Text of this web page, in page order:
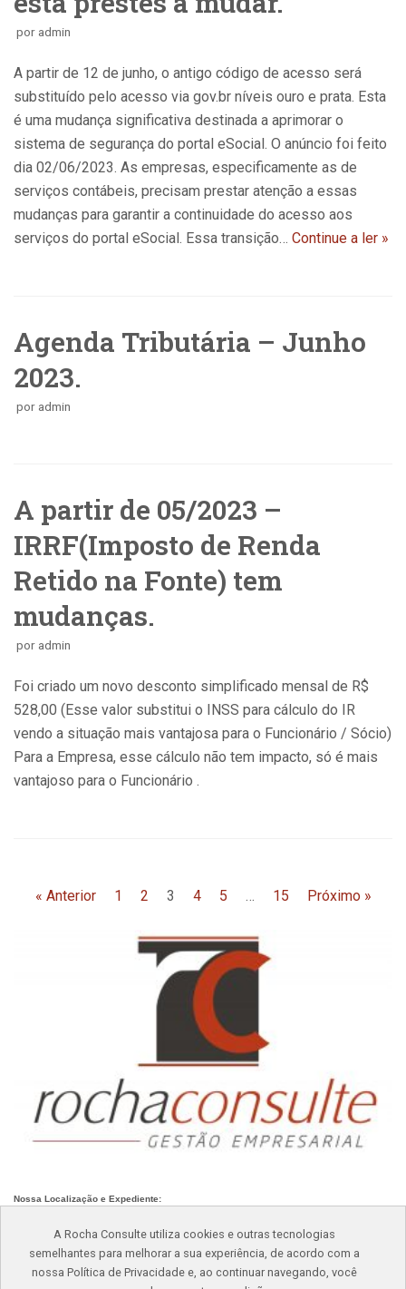
A Rocha Consulte utiliza cookies e outras tecnologias
semelhantes para melhorar a sua experiência, de acordo com a
nossa Política de Privacidade e, ao continuar navegando, você
por admin
A partir de 12 de junho, o antigo código de acesso será
substituído pelo acesso via gov.br níveis ouro e prata. Esta
é uma mudança significativa destinada a aprimorar o
sistema de segurança do portal eSocial. O anúncio foi feito
dia 02/06/2023. As empresas, especificamente as de
serviços contábeis, precisam prestar atenção a essas
mudanças para garantir a continuidade do acesso aos
serviços do portal eSocial. Essa transição… Continue a ler »
Agenda Tributária – Junho
2023.
por admin
A partir de 05/2023 –
IRRF(Imposto de Renda
Retido na Fonte) tem
mudanças.
por admin
Foi criado um novo desconto simplificado mensal de R$
528,00 (Esse valor substitui o INSS para cálculo do IR
vendo a situação mais vantajosa para o Funcionário / Sócio)
Para a Empresa, esse cálculo não tem impacto, só é mais
vantajoso para o Funcionário .
« Anterior 1 2 3 4 5 … 15 Próximo »
Nossa Localização e Expediente:
Telefone: (11)4232-8701